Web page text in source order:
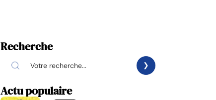
Recherche
Actu populaire